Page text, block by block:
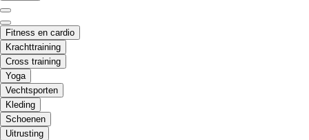
Fitness en cardio
Krachttraining
Cross training
Yoga
Vechtsporten
Kleding
Schoenen
Uitrusting